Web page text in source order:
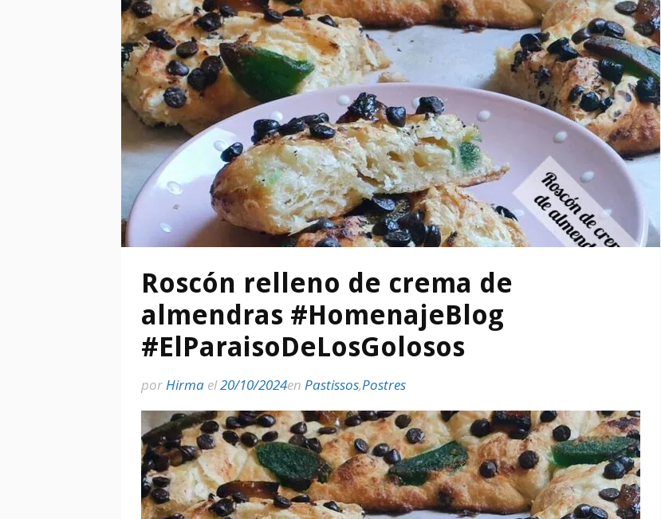
Roscón relleno de crema de
almendras #HomenajeBlog
#ElParaisoDeLosGolosos
porHirma el20/10/2024en Pastissos,Postres